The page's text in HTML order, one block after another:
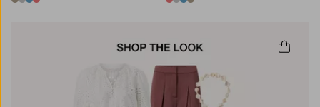
4 farger 4 farger